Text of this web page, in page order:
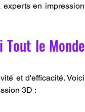
en impression
le Monde
et d'efficacité. Voici
3D :